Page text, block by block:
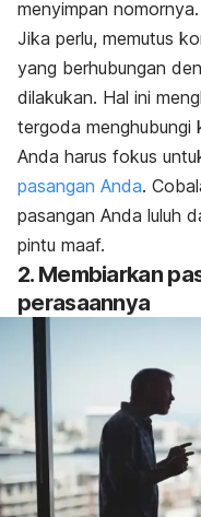
menyimpan nomornya.
Jika perlu, memutus
yang berhubungan
dilakukan. Hal ini
tergoda menghubungi
Anda harus fokus
pasangan Anda.
pasangan Anda luluh
pintu maaf.
2. Membiarkan
perasaannya